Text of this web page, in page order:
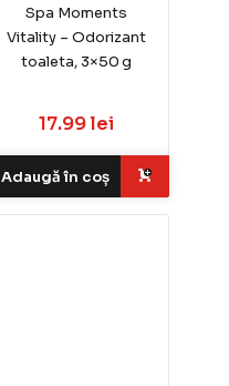
Spa Moments
Vitality – Odorizant
toaleta, 3×50 g
17.99 lei
Adaugă în coș